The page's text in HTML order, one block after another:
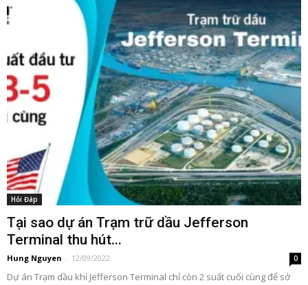
Hỏi Đáp
Tại sao dự án Trạm trữ dầu Jefferson
Terminal thu hút...
Hung Nguyen - 12/09/2022 0
Dự án Trạm dầu khí Jefferson Terminal chỉ còn 2 suất cuối cùng để sở